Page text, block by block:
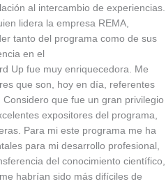
al intercambio de experiencias.
lidera la empresa REMA,
tanto del programa como de sus
en el
Up fue muy enriquecedora. Me
que son, hoy en día, referentes
que fue un gran privilegio
expositores del programa,
Para mi este programa me ha
para mi desarrollo profesional,
del conocimiento científico,
habrían sido más difíciles de